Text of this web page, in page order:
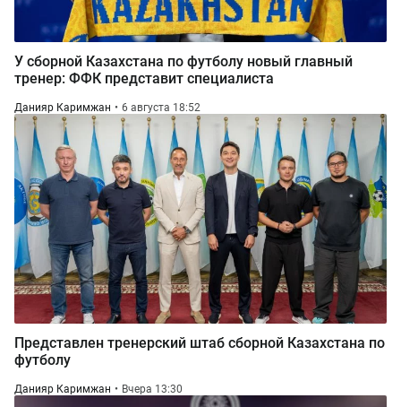
У сборной Казахстана по футболу новый главный
тренер: ФФК представит специалиста
Данияр Каримжан 6 августа 18:52
Представлен тренерский штаб сборной Казахстана по
футболу
Данияр Каримжан Вчера 13:30